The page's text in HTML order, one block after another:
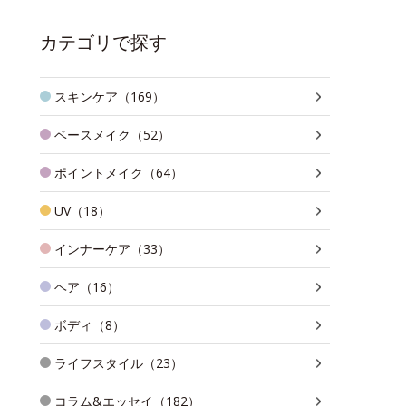
カテゴリで探す
スキンケア（169）
ベースメイク（52）
ポイントメイク（64）
UV（18）
インナーケア（33）
ヘア（16）
ボディ（8）
ライフスタイル（23）
コラム&エッセイ（182）